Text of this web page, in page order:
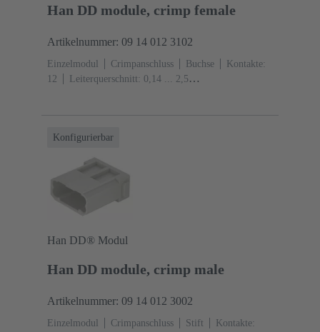
Han DD module, crimp female
Artikelnummer: 09 14 012 3102
Einzelmodul Crimpanschluss Buchse
Kontakte:
12
Leiterquerschnitt: 0,14 ... 2,5
Konfigurierbar
Han DD® Modul
Han DD module, crimp male
Artikelnummer: 09 14 012 3002
Einzelmodul Crimpanschluss Stift
Kontakte: